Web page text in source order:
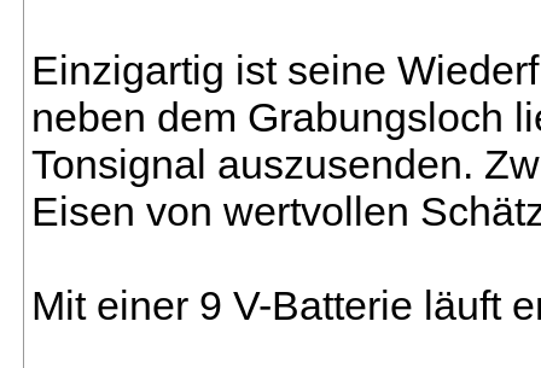
Einzigartig ist seine
neben dem Grabungsloch
Tonsignal auszusenden.
Eisen von wertvollen
Mit einer 9 V-Batterie läuft